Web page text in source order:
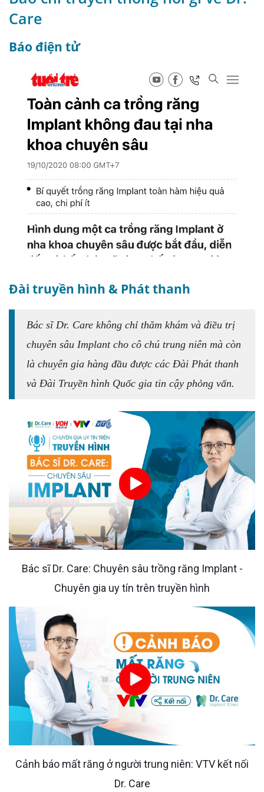
Care
Báo điện tử
Đài truyền hình & Phát thanh
Bác sĩ Dr. Care không chỉ thăm khám và điều trị
chuyên sâu Implant cho cô chú trung niên mà còn
là chuyên gia hàng đầu được các Đài Phát thanh
và Đài Truyền hình Quốc gia tin cậy phỏng vấn.
Bác sĩ Dr. Care: Chuyên sâu trồng răng Implant -
Chuyên gia uy tín trên truyền hình
Cảnh báo mất răng ở người trung niên: VTV kết nối
Dr. Care